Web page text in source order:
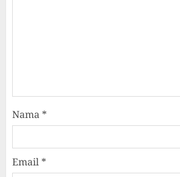
Nama *
Email *